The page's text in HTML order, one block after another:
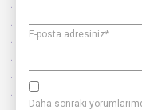
E-posta adresiniz*
Daha sonraki